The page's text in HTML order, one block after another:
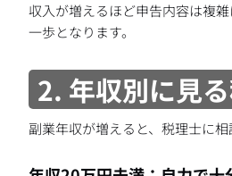
収入が増えるほど申告内容は複
一歩となります。
2. 年収別に見
副業年収が増えると、税理士に